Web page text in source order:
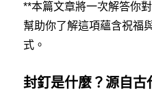
**本篇文章將一次解答你
幫助你了解這項蘊含祝福
式。
封釘是什麼？源自古